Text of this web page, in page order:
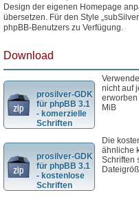
Design der eigenen Homepage
übersetzen. Für den Style
phpBB-Benutzers zu Verfügung.
Download
prosilver-GDK
für phpBB 3.1
- komerzielle
Schriften
nicht auf
MiB
prosilver-GDK
für phpBB 3.1
- kostenlose
Schriften
Die
ähnliche
Schriften